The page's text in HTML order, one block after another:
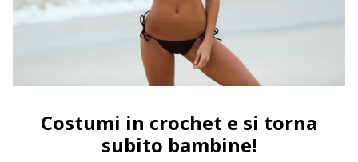
Costumi in crochet e si torna
subito bambine!